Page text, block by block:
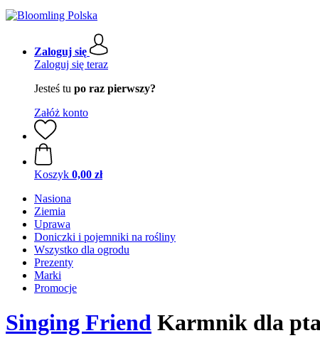
Zaloguj się
Zaloguj się teraz
Jesteś tu po raz pierwszy?
Załóż konto
Koszyk 0,00 zł
Nasiona
Ziemia
Uprawa
Doniczki i pojemniki na rośliny
Wszystko dla ogrodu
Prezenty
Marki
Promocje
Singing Friend Karmnik dla